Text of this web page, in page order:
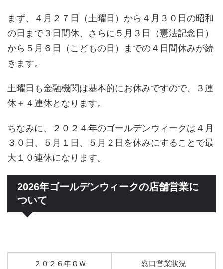
まず、４月２７日（土曜日）から４月３０日の昭和
の日まで３日間休、さらに５月３日（憲法記念日）
から５月６日（こどもの日）までの４日間休みが続
きます。
土曜日も金融機関は基本的にお休みですので、３連
休＋４連休となります。
ちなみに、２０２４年のゴールデンウィークは４月
３０日、５月１日、５月２日を休みにすることで最
大１０連休になります。
2026年ゴールデンウィークの店舗営業に
ついて
２０２６年ＧＷ 窓口営業状況